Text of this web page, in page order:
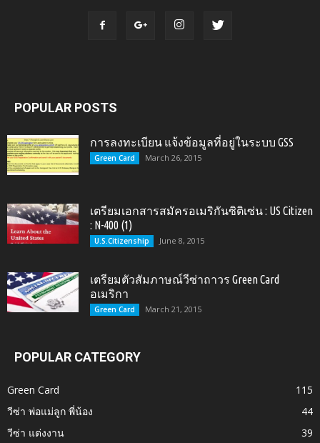
POPULAR POSTS
การลงทะเบียน แจ้งข้อมูลที่อยู่ในระบบ GSS
Green Card March 26, 2015
เตรียมเอกสารสมัครอเมริกันซิติเซ่น : US Citizen
: N-400 (1)
U.S.Citizenship June 8, 2015
เตรียมตัวสัมภาษณ์วีซ่าถาวร Green Card
อเมริกา
Green Card March 21, 2015
POPULAR CATEGORY
Green Card
115
วีซ่า พ่อแม่ลูก พี่น้อง
44
วีซ่า แต่งงาน
39